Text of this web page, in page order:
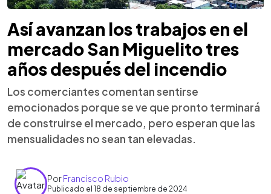
Así avanzan los trabajos en el
mercado San Miguelito tres
años después del incendio
Los comerciantes comentan sentirse
emocionados porque se ve que pronto terminará
de construirse el mercado, pero esperan que las
mensualidades no sean tan elevadas.
PorFrancisco Rubio
Publicado el 18 de septiembre de 2024